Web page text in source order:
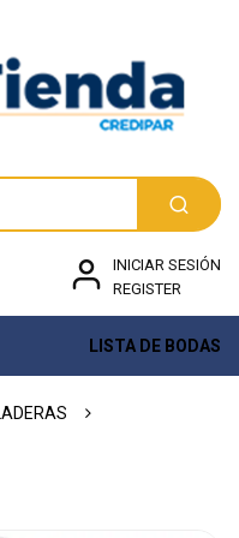
INICIAR SESIÓN
REGISTER
LISTA DE BODAS